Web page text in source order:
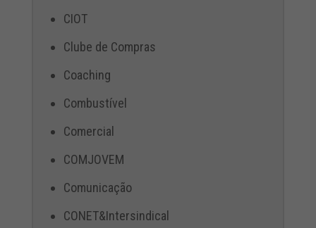
CIOT
Clube de Compras
Coaching
Combustível
Comercial
COMJOVEM
Comunicação
CONET&Intersindical